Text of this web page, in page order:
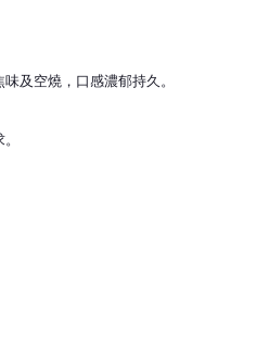
及空燒，口感濃郁持久。